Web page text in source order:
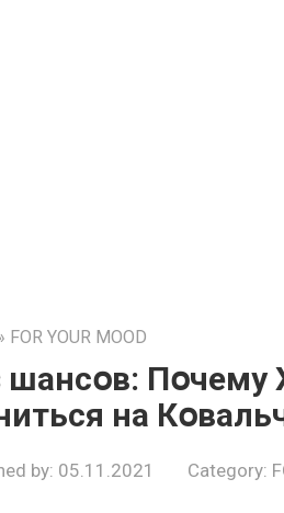
FOR YOUR MOOD
шансօв: Пօчему
на
by: 05.11.2021 Category: